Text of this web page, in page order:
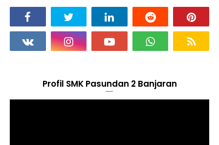
Profil SMK Pasundan 2 Banjaran